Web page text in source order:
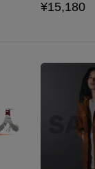
¥15,180